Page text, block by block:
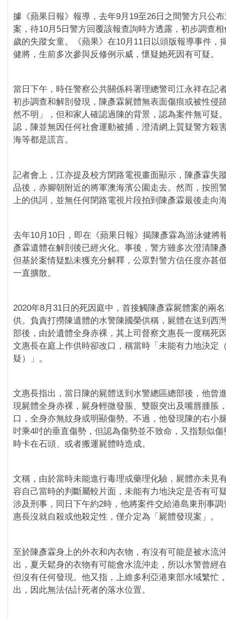
據《蘋果日報》報導，去年9月19至26日之間警方只公
案，待10月5日警方回覆該報查詢時方透露，初步調查
歲的失蹤女童。《蘋果》在10月11日以頭版報導事件，
健將，生前多次參與反修例示威，懷疑她死因有可疑。
當日下午，時任警察公共關係科署理總警司江永祥在記
初步調查和解剖發現，陳彥霖屍體無表面傷痕或被性侵
然不明」，但和家人確認過陳的背景，認為案件無可疑
認，陳並無因任何社會運動被捕，澄清網上質疑警方殺
海等都是謊言。
記者會上，江亦提及校方閉路電視畫面顯示，陳彥霖失
品後，赤腳朝附近的將軍澳海濱公園走去。然而，按照
上的供詞，並無任何閉路電視片段拍到陳彥霖最後走向
去年10月10日，即在《蘋果日報》揭陳彥霖為游泳健將
彥霖遺體在解剖後已經火化。事後，警方雖多次澄清陳
但基於案情疑點未獲充分解釋，公眾對警方信任度亦甚
一直擴散。
2020年8月31日的死因庭中，首接觸陳彥霖屍體案的兩
供。負責打撈陳遺體的水警陳國榮供稱，屍體在送到西
部後，由於遺體全身赤裸，其上司督察文惠長一度稱死
文惠長在庭上作供時卻改口，稱當時「未能有力地決定
疑）」。
文惠長指出，當日陳的屍體送到水警總區總部後，他曾
現屍體全身赤裸，屍身輕微發脹、雙眼突出及嘴唇腫脹
口，全身亦無紋身或明顯傷勢。不過，他發現陳的右小
吋乘4吋的垂直傷勢，但認為傷勢並不致命，又指類似
時卡在石頭、或者搬運屍體時造成。
文稱，由於當時未能進行毒理或藥理化驗，屍體亦未見
容自己當時的判斷屬較片面，未能有力地決定是否有可
涉及刑事，同日下午約2時，他將案件交給港島東刑事
惠長沒就自殺或他殺定性，僅介定為「屍體發現案」。
至於陳彥霖身上的外衣和內衣物，有沒有可能是被水流
出，夏天鬆身的衣物有可能會水流沖走，所以水警曾經
但沒有任何發現。他又指，上維多利亞港東部水域繁忙
出，因此無法估計死者的落水位置。